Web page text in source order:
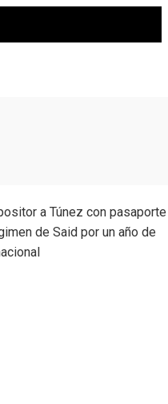
a Túnez con pasaporte
de Said por un año de